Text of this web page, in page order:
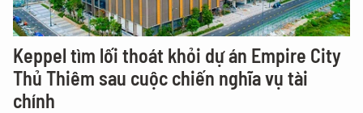
Keppel tìm lối thoát khỏi dự án Empire City
Thủ Thiêm sau cuộc chiến nghĩa vụ tài
chính